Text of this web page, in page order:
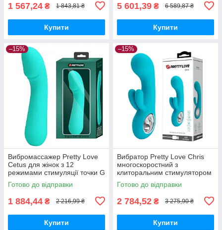
1 567,24 ₴ 1 843,81 ₴
Купити
5 601,39 ₴ 6 589,87 ₴
Купити
–15%
Вибромассажер Pretty Love
Cetus для жінок з 12
режимами стимуляції точки G
гнучкий силіконовий
Готово до відправки
1 884,44 ₴ 2 216,99 ₴
Купити
–15%
Вибратор Pretty Love Chris
многоскоростний з
клиторальним стимулятором
для жінок рожевий
силіконовий
Готово до відправки
2 784,52 ₴ 3 275,90 ₴
Купити